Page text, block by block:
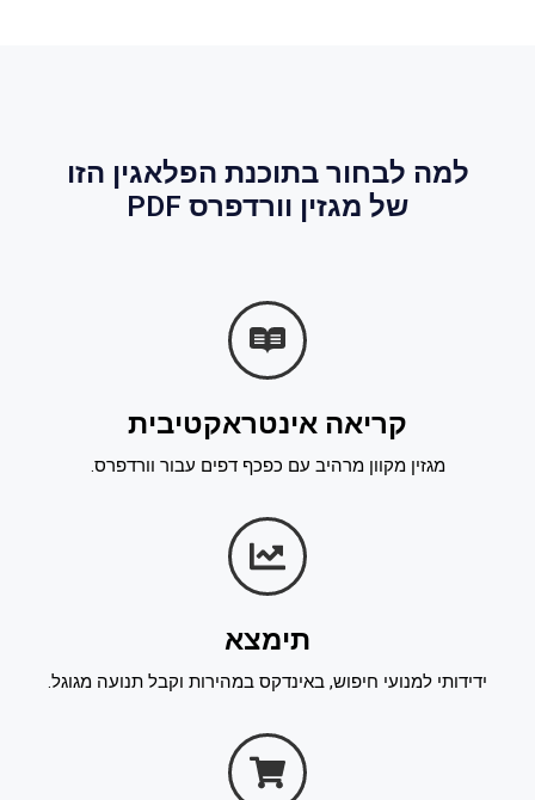
למה לבחור בתוכנת הפלאגין הזו
של מגזין וורדפרס PDF
קריאה אינטראקטיבית
מגזין מקוון מרהיב עם כפכף דפים עבור וורדפרס.
תימצא
ידידותי למנועי חיפוש, באינדקס במהירות וקבל תנועה מגוגל.